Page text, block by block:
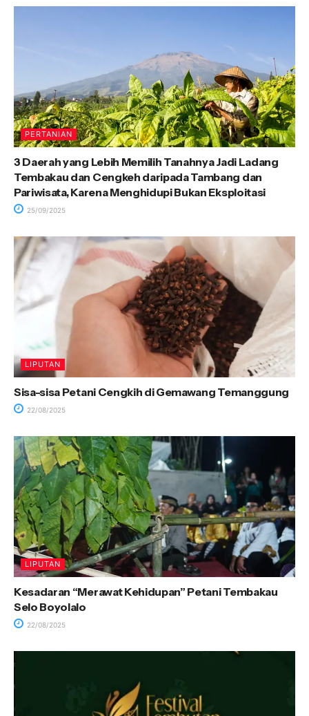
PERTANIAN
3 Daerah yang Lebih Memilih Tanahnya Jadi Ladang
Tembakau dan Cengkeh daripada Tambang dan
Pariwisata, Karena Menghidupi Bukan Eksploitasi
25/09/2025
LIPUTAN
Sisa-sisa Petani Cengkih di Gemawang Temanggung
22/08/2025
LIPUTAN
Kesadaran “Merawat Kehidupan” Petani Tembakau
Selo Boyolalo
22/08/2025